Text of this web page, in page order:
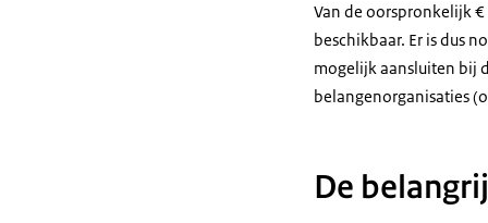
Van de oorspronkelijk
beschikbaar. Er is dus
mogelijk aansluiten bij
belangenorganisaties
De